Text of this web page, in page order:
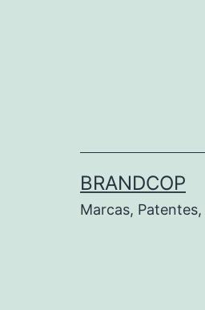
BRANDCOP
Marcas,